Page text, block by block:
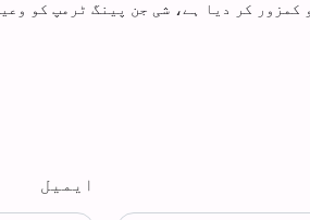
کمزور کر دیا ہے، شی جن پینگ ٹرمپ کو
ایمیل